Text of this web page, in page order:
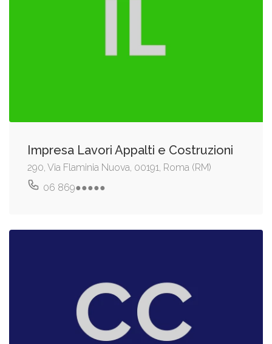
Impresa Lavori Appalti e Costruzioni
290, Via Flaminia Nuova, 00191, Roma (RM)
06 869●●●●●